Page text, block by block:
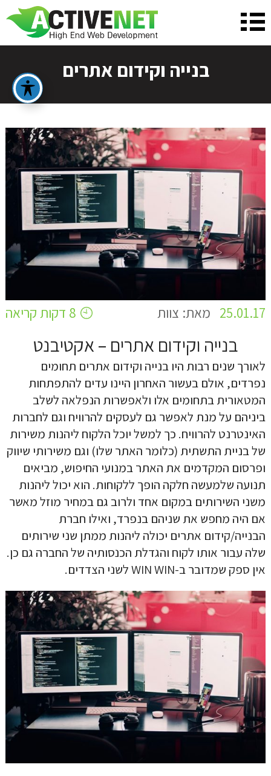
בנייה וקידום אתרים
25.01.17 מאת: צוות 8 דקות קריאה
בנייה וקידום אתרים – אקטיבנט
לאורך שנים רבות היו בנייה וקידום אתרים תחומים
נפרדים, אולם בעשור האחרון היינו עדים להתפתחות
המטאורית בתחומים אלו ולאפשרות הנפלאה לשלב
ביניהם על מנת לאפשר גם לעסקים להרוויח וגם לחברות
האינטרנט להרוויח. כך למשל יוכל הלקוח ליהנות משירות
של בניית התשתית (כלומר האתר שלו) וגם משירותי שיווק
ופרסום המקדמים את האתר במנועי החיפוש, מביאים
תנועה שלמעשה חלקה הופך ללקוחות. הוא יכול ליהנות
משני השירותים במקום אחד ולרוב גם במחיר מוזל מאשר
אם היה מחפש את שניהם בנפרד, ואילו חברת
הבנייה/קידום אתרים יכולה ליהנות ממתן שני שירותים
שלה עבור אותו לקוח והגדלת הכנסותיה של החברה גם כן.
אין ספק שמדובר ב-WIN WIN לשני הצדדים.
על מנת שנכין את ההצעה המתאימה ביותר
לפני שאנחנו יוצרים איתך קשר טלפוני בנוגע לבניית
האתר הבא שלך, נשמח לקבל ממך כמה פרטים נוספים
שיעזרו לנו להבין את הצרכים שלך!
קראתי ואני מאשר/ת אתמדיניות הפרטיותשל האתר, ומסכים/ה